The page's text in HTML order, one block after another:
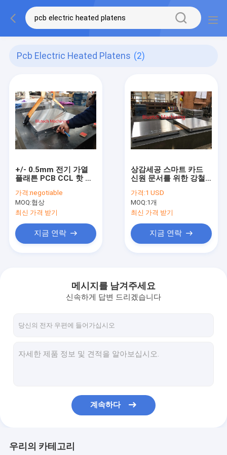
Pcb Electric Heated Platens (2)
+/- 0.5mm 전기 가열
플래튼 PCB CCL 핫 프
가격:negotiable
MOQ:협상
최신 가격 받기
지금 연락
상감세공 스마트 카드
신원 문서를 위한 강철
가격:1 USD
MOQ:1개
최신 가격 받기
지금 연락
메시지를 남겨주세요
신속하게 답변 드리겠습니다
계속하다
우리의 카테고리